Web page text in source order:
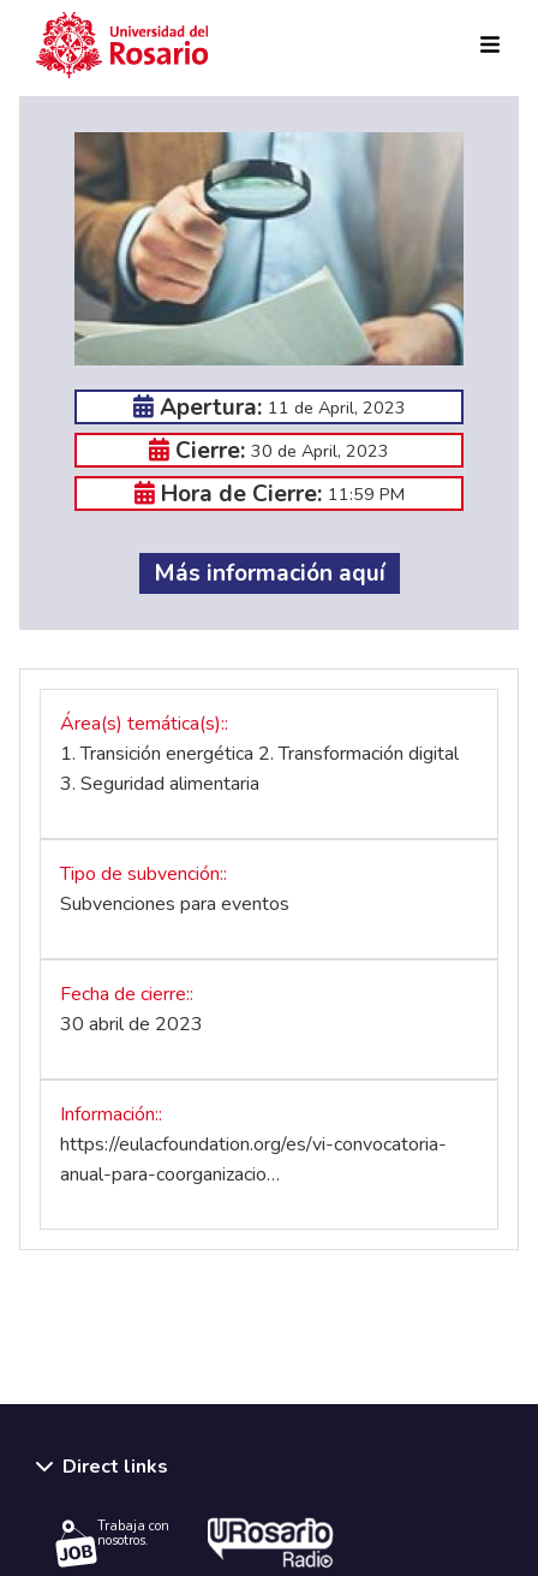
Apertura: 11 de April, 2023
Cierre: 30 de April, 2023
Hora de Cierre: 11:59 PM
Más información aquí
Área(s) temática(s):
1. Transición energética 2. Transformación digital
3. Seguridad alimentaria
Tipo de subvención:
Subvenciones para eventos
Fecha de cierre:
30 abril de 2023
Información:
https://eulacfoundation.org/es/vi-convocatoria-
anual-para-coorganizacio…
Direct links
Trabaja con
nosotros.